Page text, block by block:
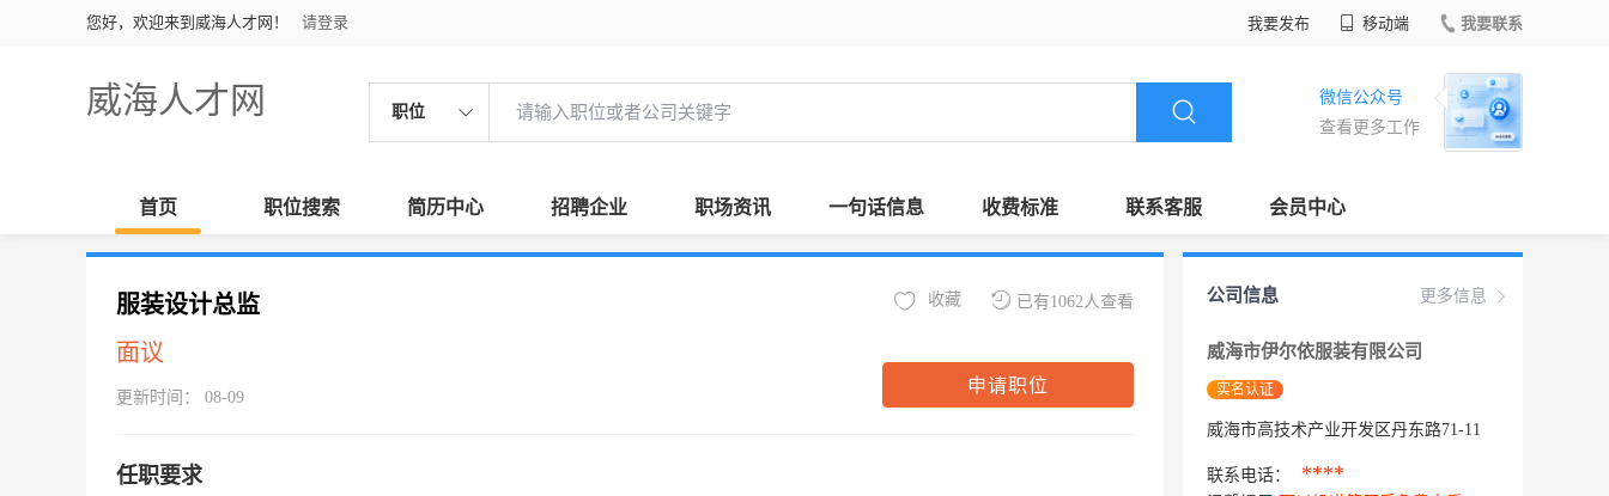
您好，欢迎来到威海人才网！ 请登录 我要发布 移动端 我要联系
威海人才网 职位
微信公众号
查看更多工作
首页 职位搜索 简历中心 招聘企业 职场资讯 一句话信息 收费标准 联系客服 会员中心
服装设计总监
面议
更新时间： 08-09
已有1062人查看
收藏
申请职位
任职要求
更多信息
公司信息
威海市伊尔依服装有限公司
实名认证
威海市高技术产业开发区丹东路71-11
联系电话： ****